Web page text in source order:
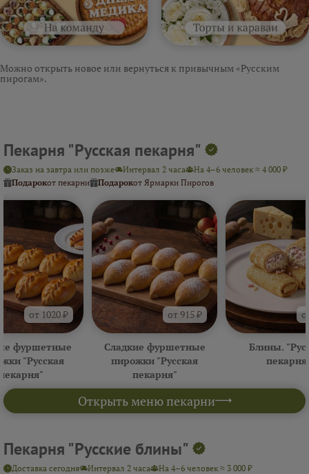
Можно открыть новое или вернуться к привычным «Русским
пирогам».
Пекарня "Русская пекарня"
Открыть меню пекарни
Заказ на завтра или позже Интервал 2 часа
На 4–6 человек ≈ 4 000 ₽
Подарокот пекарни Подарокот Ярмарки Пирогов
от 1020 ₽
фуршетные
"Русская
от 915 ₽
Сладкие фуршетные
пирожки "Русская
пекарня"
Блины.
Пекарня "Русские блины"
Доставка сегодня Интервал 2 часа
На 4–6 человек ≈ 3 000 ₽